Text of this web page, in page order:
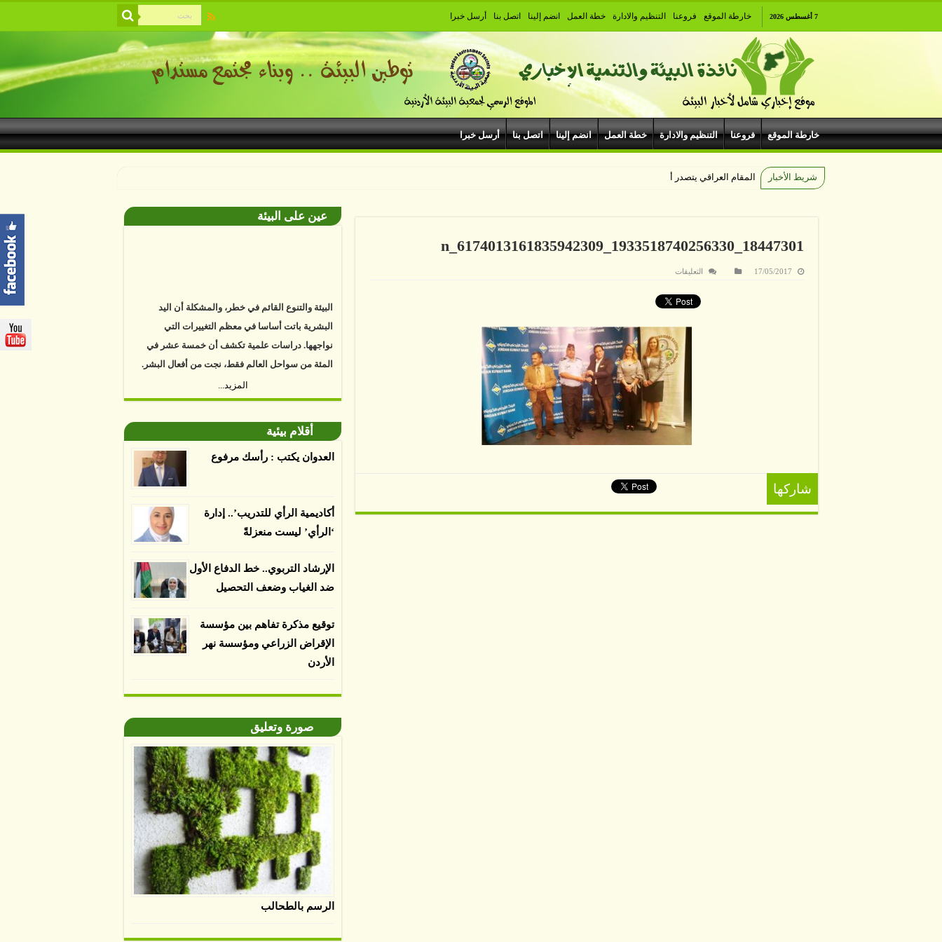
7 أغسطس 2026 خارطة الموقع فروعنا التنظيم والادارة خطة العمل انضم إلينا اتصل بنا أرسل خبرا
خارطة الموقع فروعنا التنظيم والادارة خطة العمل انضم إلينا اتصل بنا أرسل خبرا
شريط الأخبار المقام العراقي يتصدر أمسيات الهيبود
18447301_1933518740256330_6174013161835942309_n
17/05/2017 التعليقات
شاركها
عين على البيئة
البيئة والتنوع القائم في خطر، والمشكلة أن اليد
البشرية باتت أساسا في معظم التغييرات التي
نواجهها. دراسات علمية تكشف أن خمسة عشر في
المئة من سواحل العالم فقط، نجت من أفعال البشر.
اعتمادها على أنها مستدامة تدمرت بشكل أسرع من
الأرض غير المعتمدة، وذلك حسب دراسة كشفت
الغطاء عن أي ادعاءات تقول بأن الزيت يمكن ألا
يسبب الدمار. وكشفت الدراسة فقدان المناطق
المعتمدة المستدامة التي تحمل موافقات بأنها
بينما فقدت المناطق غير المعتمدة 34 في المئة، وفقاً
لباحثين من جامعة بوردو في ولاية إنديانا الأميركية.
المزيد...
أقلام بيئية
العدوان يكتب : رأسك مرفوع
أكاديمية الرأي للتدريب’.. إدارة
‘الرأي’ ليست منعزلةً
الإرشاد التربوي.. خط الدفاع الأول
ضد الغياب وضعف التحصيل
توقيع مذكرة تفاهم بين مؤسسة
الإقراض الزراعي ومؤسسة نهر
الأردن
صورة وتعليق
الرسم بالطحالب